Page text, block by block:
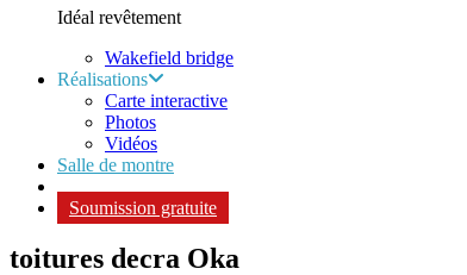
Idéal revêtement
Wakefield bridge
Réalisations
Carte interactive
Photos
Vidéos
Salle de montre
Soumission gratuite
toitures decra Oka